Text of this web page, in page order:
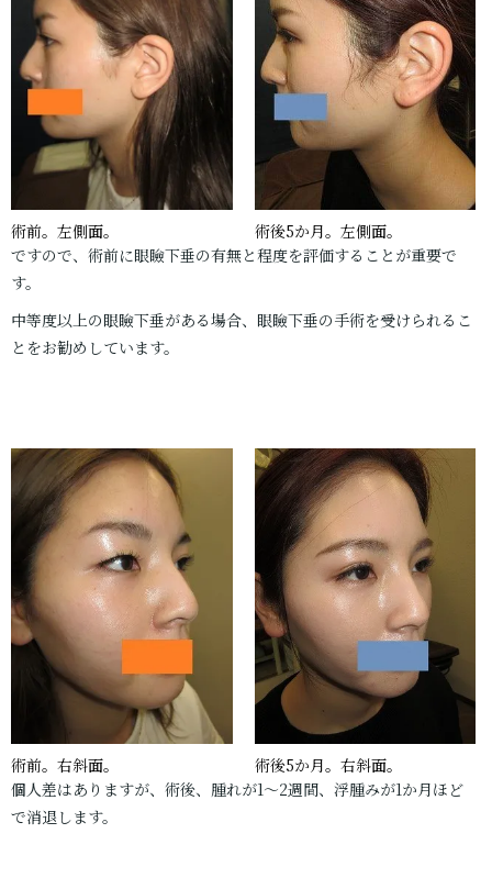
術前。左側面。
術後5か月。左側面。
ですので、術前に眼瞼下垂の有無と程度を評価することが重要で
す。
中等度以上の眼瞼下垂がある場合、眼瞼下垂の手術を受けられるこ
とをお勧めしています。
術前。右斜面。
術後5か月。右斜面。
個人差はありますが、術後、腫れが1～2週間、浮腫みが1か月ほど
で消退します。